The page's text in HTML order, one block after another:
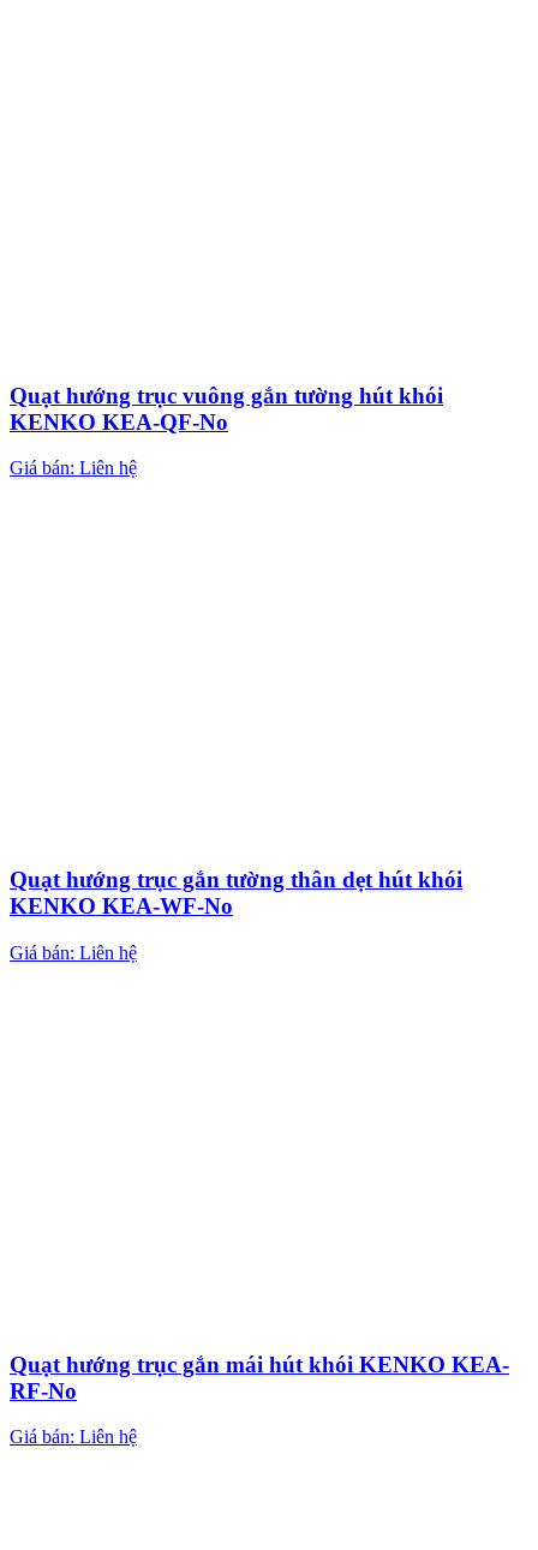
Quạt hướng trục vuông gắn tường hút khói
KENKO KEA-QF-No
Giá bán: Liên hệ
Quạt hướng trục gắn tường thân dẹt hút khói
KENKO KEA-WF-No
Giá bán: Liên hệ
Quạt hướng trục gắn mái hút khói KENKO KEA-
RF-No
Giá bán: Liên hệ